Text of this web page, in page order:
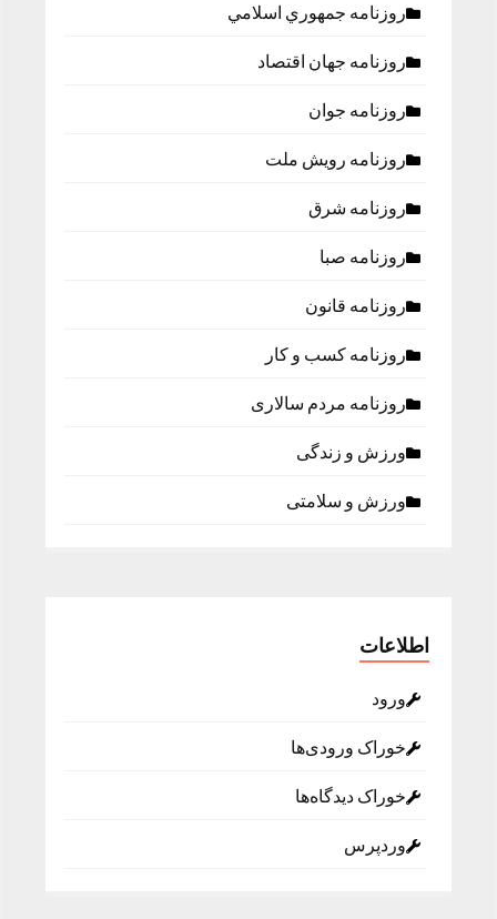
روزنامه جمهوري اسلامي
روزنامه جهان اقتصاد
روزنامه جوان
روزنامه رویش ملت
روزنامه شرق
روزنامه صبا
روزنامه قانون
روزنامه كسب و كار
روزنامه مردم سالاری
ورزش و زندگی
ورزش و سلامتی
اطلاعات
ورود
خوراک ورودی‌ها
خوراک دیدگاه‌ها
وردپرس